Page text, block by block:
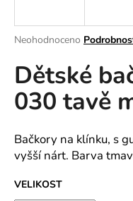
Průměrné
produktu
je
0,0
z
hvězdiček.
Neohodnoceno
Dětské
030 tavě
Bačkory na klínku, s
vyšší nárt. Barva
VELIKOST
j
t
?
HLEDAT